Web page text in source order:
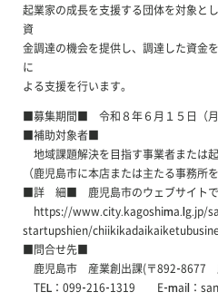
起業家の成長を支援する団体を対象と
資
金調達の機会を提供し、調達した資金
に
よる支援を行います。
■募集期間■ 令和８年６月１５日（月
■補助対象者■
地域課題解決を目指す事業者または
（鹿児島市に本店または主たる事務所
■詳 細■ 鹿児島市のウェブサイトで
https://www.city.kagoshima.lg.jp/
startupshien/
■問合せ先■
鹿児島市 産業創出課(〒892-8677
TEL：099-216-1319 E-mail：